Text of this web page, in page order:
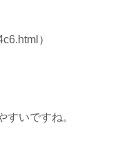
）
すいですね。